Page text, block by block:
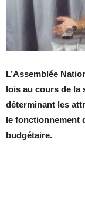
L’Assemblée
lois au cours de la
déterminant les
le fonctionnement
budgétaire.